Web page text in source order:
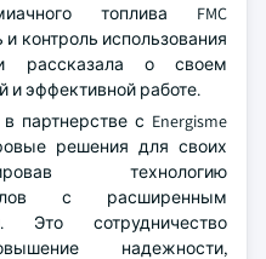
топлива FMC
и контроль использования
рассказала о своем
и эффективной работе.
партнерстве с Energisme
решения для своих
технологию
с расширенным
Это сотрудничество
надежности,